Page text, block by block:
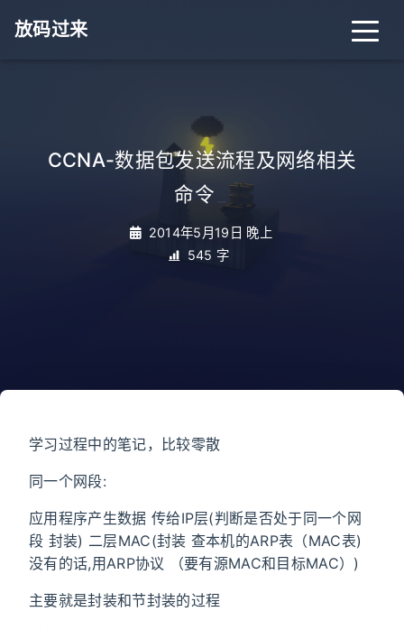
放码过来
CCNA-数据包发送流程及网络相关
命令
2014年5月19日 晚上
545 字
学习过程中的笔记，比较零散
同一个网段:
应用程序产生数据 传给IP层(判断是否处于同一个网
段 封装) 二层MAC(封装 查本机的ARP表（MAC表)
没有的话,用ARP协议 （要有源MAC和目标MAC）)
主要就是封装和节封装的过程